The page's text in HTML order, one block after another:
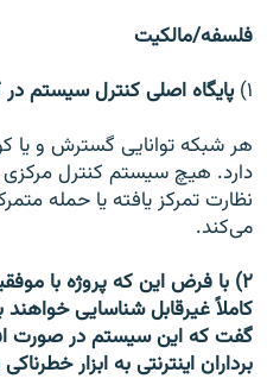
فلسفه/مالکیت
۱) پایگاه اصلی کنترل سیستم
هر شبکه توانایی گسترش و یا
دارد. هیچ سیستم کنترل مرکزی
نظارت تمرکز یافته یا حمله
می‌کند.
۲) با فرض این که پروژه با
کاملاً غیرقابل شناسایی
گفت که این سیستم در صورت
برداران اینترنتی به ابزار